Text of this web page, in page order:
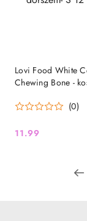
Lovi Food White
Chewing Bone -
12 cm 55g
(0)
Cena:
11.99